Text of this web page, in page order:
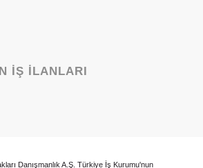
İŞ İLANLARI
Danışmanlık A.Ş. Türkiye İş Kurumu'nun